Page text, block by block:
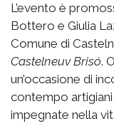
L’evento è
Bottero e Giulia
Comune di
Castelneuv Brisó.
un’occasione di
contempo
impegnate nella